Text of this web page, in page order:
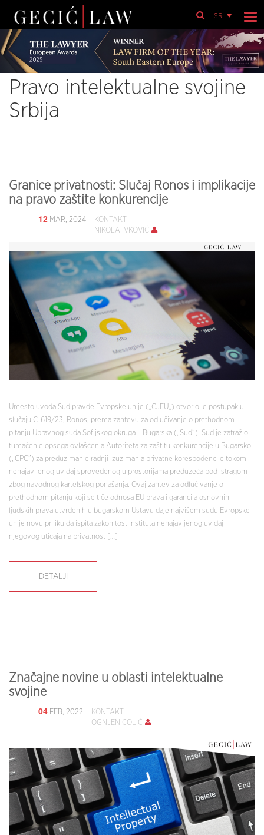
SR
Pravo intelektualne svojine
Srbija
Granice privatnosti: Slučaj Ronos i implikacije
na pravo zaštite konkurencije
12 MAR, 2024
KONTAKT
NIKOLA IVKOVIĆ
Umesto uvoda Sud pravde Evropske unije („CJEU„) otvorio je postupak u
slučaju C-619/23, Ronos, prema zahtevu za odlučivanje o prethodnom
pitanju Upravnog suda Sofijskog okruga – Bugarska („Sud”). Sud je zatražio
tumačenje opsega ovlašćenja Autoriteta za zaštitu konkurencije u Bugarskoj
(„CPC”) za preduzimanje radnji izuzimanja privatne korespodencije tokom
nenajavljenog uviđaj sprovedenog u prostorijama preduzeća pod istragom
zbog navodnog kartelskog ponašanja. Ovaj zahtev za odlučivanje o
prethodnom pitanju koji se tiče odnosa EU prava i garancija osnovnih
ljudskih prava utvrđenih u bugarskom Ustavu daje najvišem sudu Evropske
unije novu priliku da ispita zakonitost instituta nenajavljenog uviđaj i
njegovog uticaja na privatnost […]
DETALJI
Značajne novine u oblasti intelektualne
svojine
04 FEB, 2022
KONTAKT
OGNJEN COLIĆ